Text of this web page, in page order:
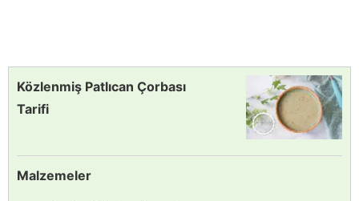
Közlenmiş Patlıcan Çorbası
Tarifi
Malzemeler